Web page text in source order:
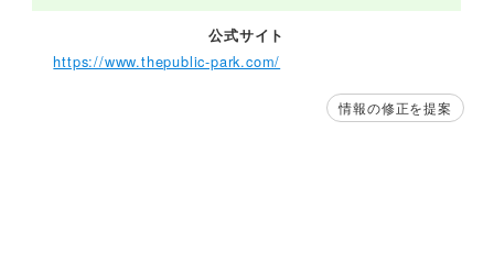
公式サイト
https://www.thepublic-park.com/
情報の修正を提案